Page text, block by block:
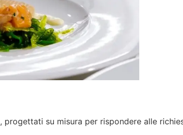
su misura per rispondere alle